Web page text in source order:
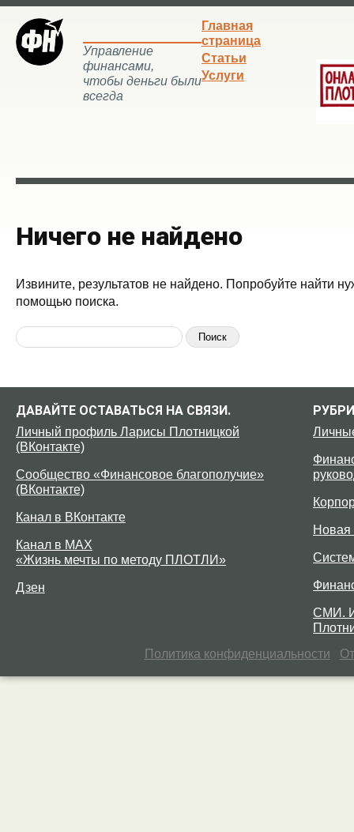
Управление
финансами,
чтобы деньги были
всегда
Главная
страница
Статьи
Услуги
Ничего не найдено
Извините, результатов не найдено. Попробуйте найти
помощью поиска.
Найти:
ДАВАЙТЕ ОСТАВАТЬСЯ НА СВЯЗИ.
Личный профиль Ларисы Плотницкой
(ВКонтакте)
Сообщество «Финансовое благополучие»
(ВКонтакте)
Канал в ВКонтакте
Канал в MAX
«Жизнь мечты по методу ПЛОТЛИ»
Дзен
Новая
СМИ.
Политика конфиденциальности